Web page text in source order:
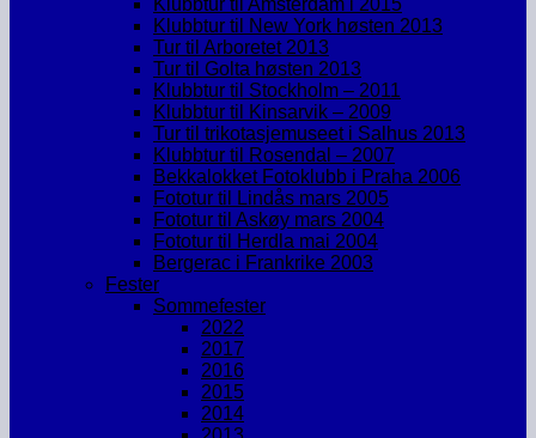
Klubbtur til Amsterdam i 2015
Klubbtur til New York høsten 2013
Tur til Arboretet 2013
Tur til Golta høsten 2013
Klubbtur til Stockholm – 2011
Klubbtur til Kinsarvik – 2009
Tur til trikotasjemuseet i Salhus 2013
Klubbtur til Rosendal – 2007
Bekkalokket Fotoklubb i Praha 2006
Fototur til Lindås mars 2005
Fototur til Askøy mars 2004
Fototur til Herdla mai 2004
Bergerac i Frankrike 2003
Fester
Sommefester
2022
2017
2016
2015
2014